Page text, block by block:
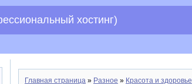
хостинг)
Главная страница » Разное » Красота и здоровье